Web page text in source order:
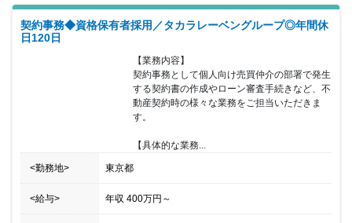
契約事務◆資格保有者採用／タカラレーベングループ◎年間休
日120日
【業務内容】
契約事務として個人向け売買仲介の部署で発生
する契約書の作成やローン審査手続きなど、不
動産契約時の様々な業務をご担当いただきま
す。
【具体的な業務...
<勤務地> 東京都
<給与> 年収 400万円 ～